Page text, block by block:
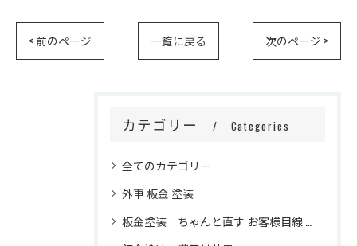
< 前のページ 一覧に戻る 次のページ >
カテゴリー Categories
全てのカテゴリー
外車 板金 塗装
板金塗装 ちゃんと直す お客様目線 信頼 修理品質